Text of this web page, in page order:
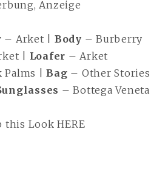
Anzeige
– Arket | Body – Burberry
| Loafer – Arket
Palms |Bag – Other Stories
– Bottega Veneta
this Look HERE